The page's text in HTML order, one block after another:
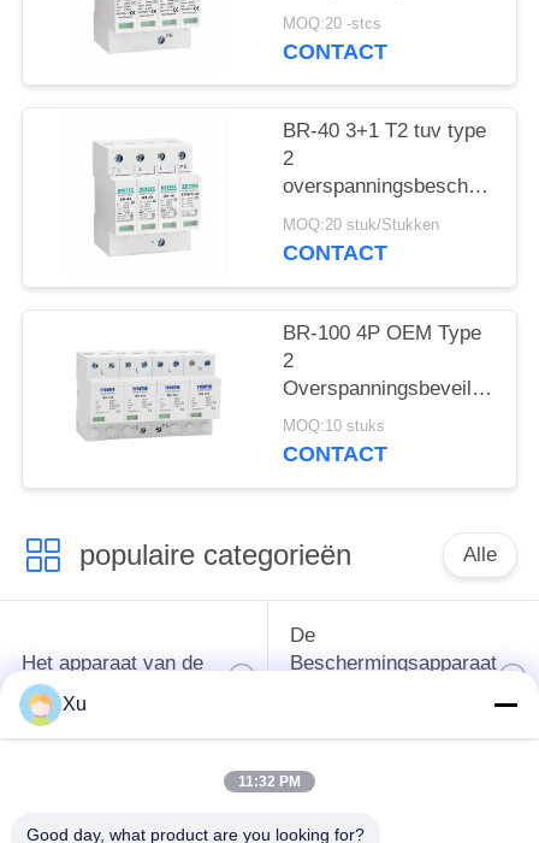
SPD T2 Power
Protection arrester
overspanningen 440V
Overspanningsbeschermer
spd Type 2
MOQ:20 -stcs
CONTACT
BR-40 3+1 T2 tuv type
2
Overspanningsarrestor
bliksemarrestor
SPD AC DC
Overspanningsbescherming
spd
MOQ:20 stuk/Stukken
CONTACT
BR-100 4P OEM Type
2
Overspanningsbeveiliging
385v
overspanningsbeveiliging
MOQ:10 stuks
CONTACT
populaire categorieën Alle
Het apparaat van de
schommelingsbescherming
De
Beschermingsapparaat
van de 2
Type van
Xu
11:32 PM
Good day, what product are you looking for?